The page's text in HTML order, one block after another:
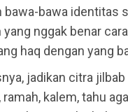
bawa-bawa identitas
nggak benar
haq dengan yang
jadikan citra
kalem, tahu